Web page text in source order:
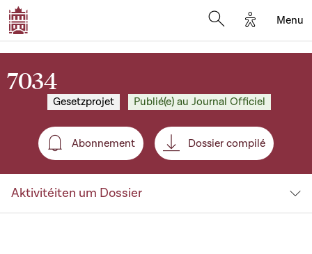
Options
Menu
7034
Gesetzprojet Publié(e) au Journal Officiel
Abonnement
Abonnement Dossier compilé
Aktivitéiten um Dossier